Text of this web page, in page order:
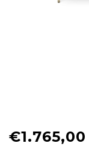
€1.765,00